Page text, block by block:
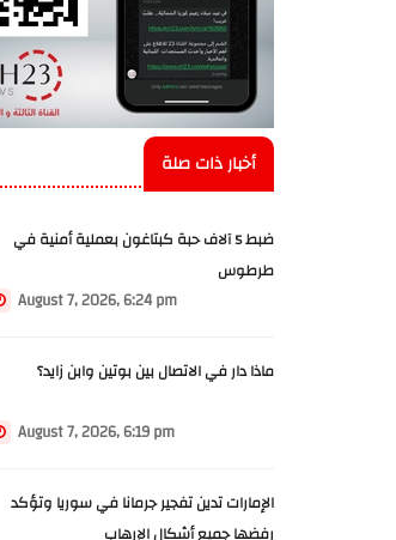
أخبار ذات صلة
ضبط 5 آلاف حبة كبتاغون بعملية أمنية في
طرطوس
August 7, 2026, 6:24 pm
ماذا دار في الاتصال بين بوتين وابن زايد؟
August 7, 2026, 6:19 pm
الإمارات تدين تفجير جرمانا في سوريا وتؤكد